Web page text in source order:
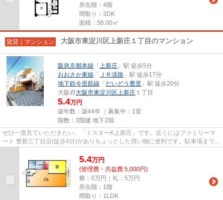
所在階：4階
間取り：3DK
面積：56.00㎡
賃貸｜マンション 大阪市東淀川区上新庄１丁目のマンション
阪急京都本線 「 上新庄 」駅 徒歩5分
おおさか東線 「 ＪＲ淡路 」駅 徒歩17分
地下鉄今里筋線 「 だいどう豊里 」駅 徒歩20分
大阪府大阪市東淀川区上新庄 １丁目
5.4万円
築年数：築44年 ｜募集中： 1室
階数：3階建 地下2階
ぜひ一度見ていただきたい、「ミスターK上新庄」です。近くにはファミリーマ
ート 豊新三丁目店(徒歩4分)がありちょっとした買い物に便利です。駐車場まで
5.4万円
(管理費・共益費 5,000円)
敷：0万円｜礼：5万円
所在階：1階
間取り：1LDK